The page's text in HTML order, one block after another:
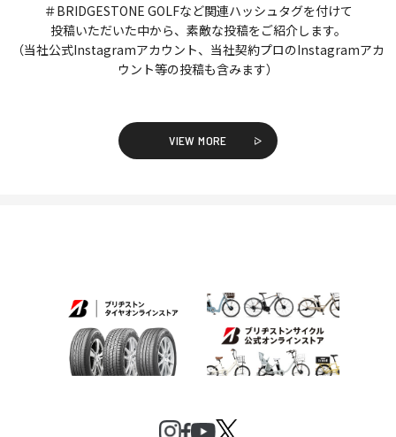
＃BRIDGESTONE GOLFなど関連ハッシュタグを付けて
投稿いただいた中から、素敵な投稿をご紹介します。
（当社公式Instagramアカウント、当社契約プロのInstagramアカ
ウント等の投稿も含みます）
VIEW MORE